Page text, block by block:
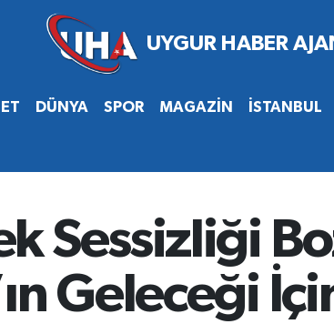
DÜNYA SPOR MAGAZİN İSTANBUL
Sessizliği
Geleceği